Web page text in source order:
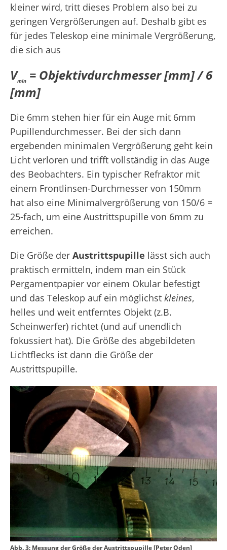
kleiner wird, tritt dieses Problem also bei zu
geringen Vergrößerungen auf. Deshalb gibt es
für jedes Teleskop eine minimale Vergrößerung,
die sich aus
Vmin = Objektivdurchmesser [mm] / 6
[mm]
Die 6mm stehen hier für ein Auge mit 6mm
Pupillendurchmesser. Bei der sich dann
ergebenden minimalen Vergrößerung geht kein
Licht verloren und trifft vollständig in das Auge
des Beobachters. Ein typischer Refraktor mit
einem Frontlinsen-Durchmesser von 150mm
hat also eine Minimalvergrößerung von 150/6 =
25-fach, um eine Austrittspupille von 6mm zu
erreichen.
Die Größe der Austrittspupille lässt sich auch
praktisch ermitteln, indem man ein Stück
Pergamentpapier vor einem Okular befestigt
und das Teleskop auf ein möglichst kleines,
helles und weit entferntes Objekt (z.B.
Scheinwerfer) richtet (und auf unendlich
fokussiert hat). Die Größe des abgebildeten
Lichtflecks ist dann die Größe der
Austrittspupille.
Abb. 3: Messung der Größe der Austrittspupille [Peter Oden]